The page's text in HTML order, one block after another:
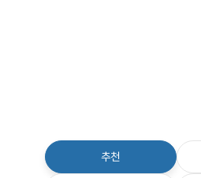
추천